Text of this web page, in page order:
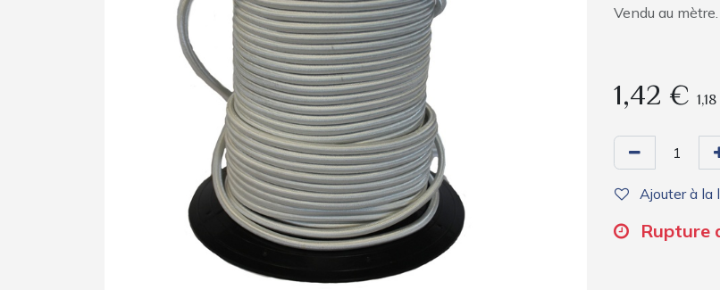
Vendu au mètre.
1,42 € 1,18
Ajouter à la
Rupture